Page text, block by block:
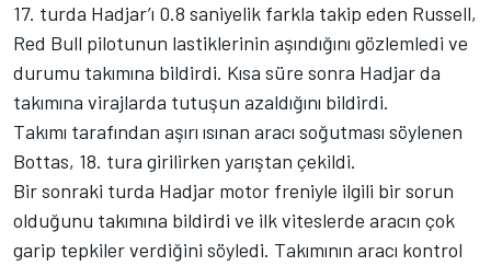
17. turda Hadjar’ı 0.8 saniyelik farkla takip eden Russell,
Red Bull pilotunun lastiklerinin aşındığını gözlemledi ve
durumu takımına bildirdi. Kısa süre sonra Hadjar da
takımına virajlarda tutuşun azaldığını bildirdi.
Takımı tarafından aşırı ısınan aracı soğutması söylenen
Bottas, 18. tura girilirken yarıştan çekildi.
Bir sonraki turda Hadjar motor freniyle ilgili bir sorun
olduğunu takımına bildirdi ve ilk viteslerde aracın çok
garip tepkiler verdiğini söyledi. Takımının aracı kontrol